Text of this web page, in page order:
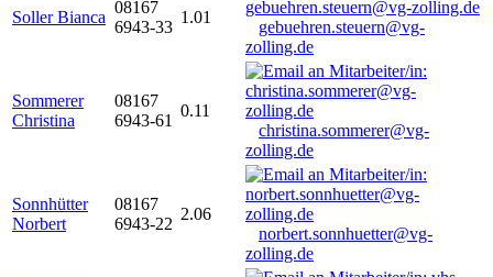
Soller Bianca
08167
6943-33
1.01
gebuehren.steuern@vg-
zolling.de
Sommerer
Christina
08167
6943-61
0.11
christina.sommerer@vg-
zolling.de
Sonnhütter
Norbert
08167
6943-22
2.06
norbert.sonnhuetter@vg-
zolling.de